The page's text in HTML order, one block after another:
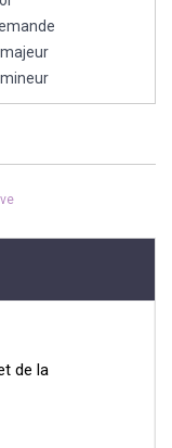
de la